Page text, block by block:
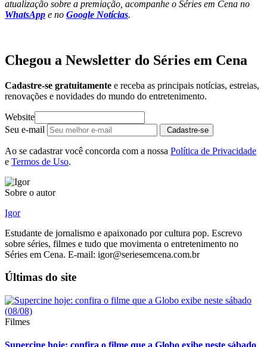
atualização sobre a premiação, acompanhe o Séries em Cena no
WhatsApp e no Google Notícias.
Chegou a Newsletter do Séries em Cena
Cadastre-se gratuitamente e receba as principais notícias, estreias,
renovações e novidades do mundo do entretenimento.
Website
Seu e-mail
Cadastre-se
Ao se cadastrar você concorda com a nossa Política de Privacidade
e Termos de Uso.
Sobre o autor
Igor
Estudante de jornalismo e apaixonado por cultura pop. Escrevo
sobre séries, filmes e tudo que movimenta o entretenimento no
Séries em Cena. E-mail: igor@seriesemcena.com.br
Últimas do site
Filmes